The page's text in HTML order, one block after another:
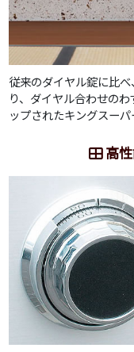
従来のダイヤル錠に比
り、ダイヤル合わせの
ップされたキングスーパ
高